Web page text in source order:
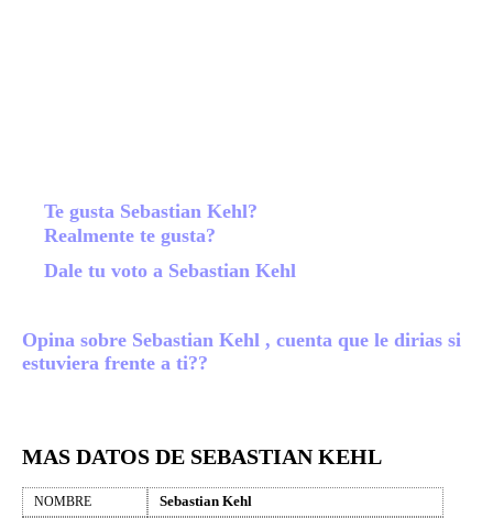
Te gusta Sebastian Kehl?
Realmente te gusta?
Dale tu voto a Sebastian Kehl
Opina sobre Sebastian Kehl , cuenta que le dirias si
estuviera frente a ti??
MAS DATOS DE SEBASTIAN KEHL
NOMBRE Sebastian Kehl